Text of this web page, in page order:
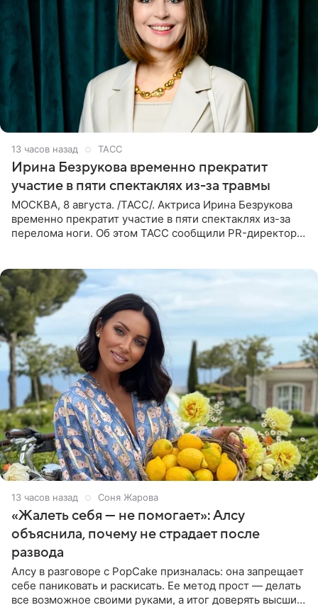
13 часов назад ТАСС
Ирина Безрукова временно прекратит
участие в пяти спектаклях из-за травмы
МОСКВА, 8 августа. /ТАСС/. Актриса Ирина Безрукова
временно прекратит участие в пяти спектаклях из-за
перелома ноги. Об этом ТАСС сообщили PR-директор
13 часов назад Соня Жарова
«Жалеть себя — не помогает»: Алсу
объяснила, почему не страдает после
развода
Алсу в разговоре с PopCake призналась: она запрещает
себе паниковать и раскисать. Ее метод прост — делать
все возможное своими руками, а итог доверять высшим